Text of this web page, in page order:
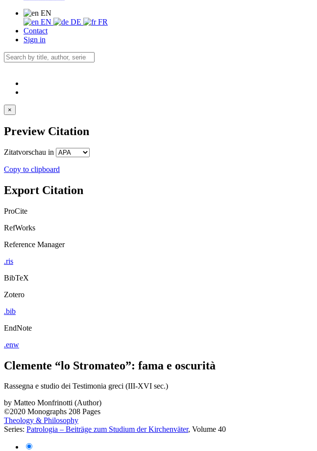
EN
EN
DE
FR
Contact
Sign in
×
Preview Citation
Zitatvorschau in
Copy to clipboard
Export Citation
ProCite
RefWorks
Reference Manager
.ris
BibTeX
Zotero
.bib
EndNote
.enw
Clemente “lo Stromateo”: fama e oscurità
Rassegna e studio dei Testimonia greci (III-XVI sec.)
by Matteo Monfrinotti (Author)
©2020 Monographs 208 Pages
Theology & Philosophy
Series: Patrologia – Beiträge zum Studium der Kirchenväter, Volume 40